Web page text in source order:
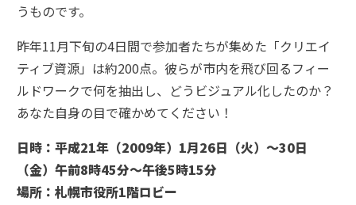
うものです。
昨年11月下旬の4日間で参加者たちが集めた「クリエイ
ティブ資源」は約200点。彼らが市内を飛び回るフィー
ルドワークで何を抽出し、どうビジュアル化したのか？
あなた自身の目で確かめてください！
日時：平成21年（2009年）1月26日（火）～30日
（金）午前8時45分～午後5時15分
場所：札幌市役所1階ロビー